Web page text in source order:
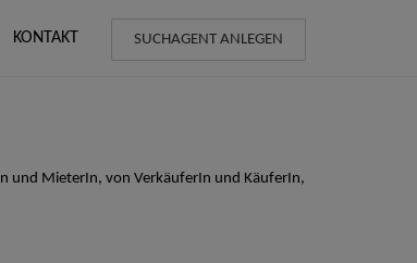
KONTAKT SUCHAGENT ANLEGEN
und MieterIn, von VerkäuferIn und KäuferIn,